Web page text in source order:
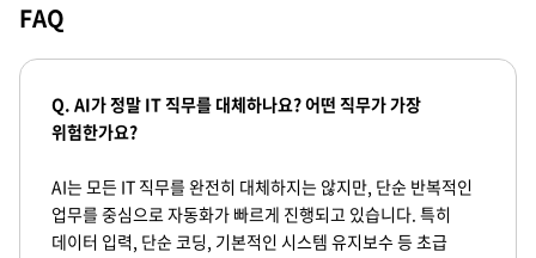
FAQ
Q. AI가 정말 IT 직무를 대체하나요? 어떤 직무가 가장
위험한가요?
AI는 모든 IT 직무를 완전히 대체하지는 않지만, 단순 반복적인
업무를 중심으로 자동화가 빠르게 진행되고 있습니다. 특히
데이터 입력, 단순 코딩, 기본적인 시스템 유지보수 등 초급